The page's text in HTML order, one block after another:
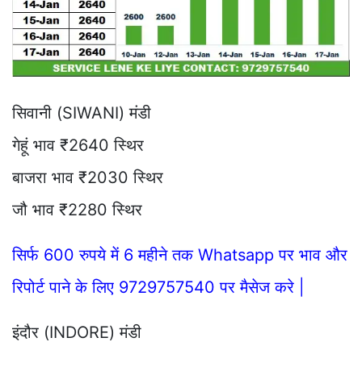
सिवानी (SIWANI) मंडी
गेहूं भाव ₹2640 स्थिर
बाजरा भाव ₹2030 स्थिर
जौ भाव ₹2280 स्थिर
सिर्फ 600 रुपये में 6 महीने तक Whatsapp पर भाव और
रिपोर्ट पाने के लिए 9729757540 पर मैसेज करे |
इंदौर (INDORE) मंडी